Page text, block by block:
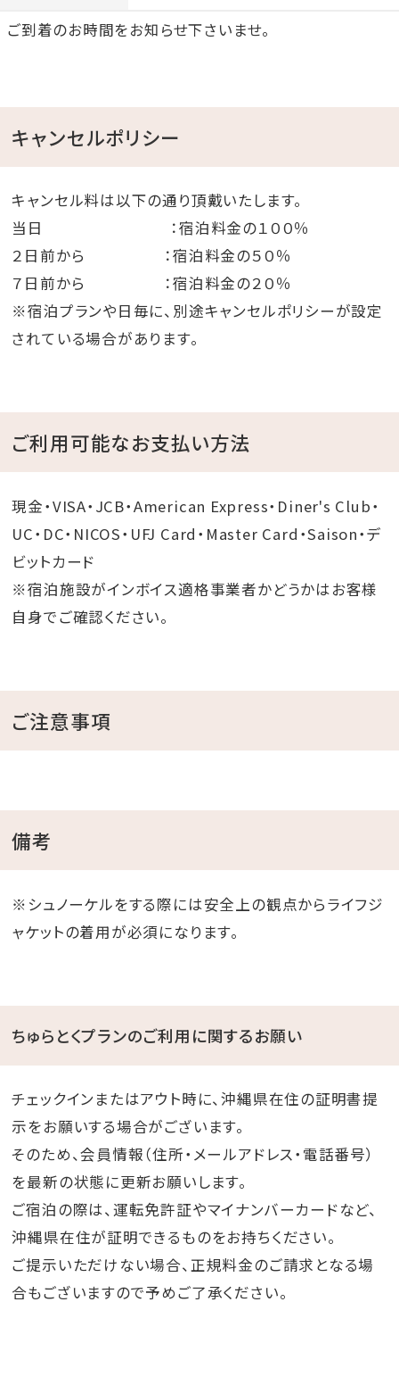
ご到着のお時間をお知らせ下さいませ。
キャンセルポリシー
キャンセル料は以下の通り頂戴いたします。
当日 ：宿泊料金の１００％
２日前から ：宿泊料金の５０％
７日前から ：宿泊料金の２０％
※宿泊プランや日毎に、別途キャンセルポリシーが設定
されている場合があります。
ご利用可能なお支払い方法
現金・VISA・JCB・American Express・Diner's Club・
UC・DC・NICOS・UFJ Card・Master Card・Saison・デ
ビットカード
※宿泊施設がインボイス適格事業者かどうかはお客様
自身でご確認ください。
ご注意事項
備考
※シュノーケルをする際には安全上の観点からライフジ
ャケットの着用が必須になります。
ちゅらとくプランのご利用に関するお願い
チェックインまたはアウト時に、沖縄県在住の証明書提
示をお願いする場合がございます。
そのため、会員情報（住所・メールアドレス・電話番号）
を最新の状態に更新お願いします。
ご宿泊の際は、運転免許証やマイナンバーカードなど、
沖縄県在住が証明できるものをお持ちください。
ご提示いただけない場合、正規料金のご請求となる場
合もございますので予めご了承ください。